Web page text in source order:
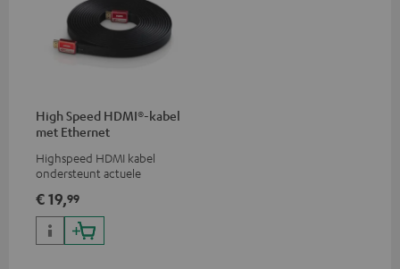
High Speed HDMI®-kabel
met Ethernet
Highspeed HDMI kabel
ondersteunt actuele
4K 3D
€ 19,99